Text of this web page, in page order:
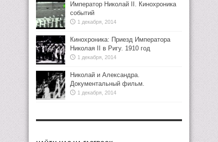
Император Николай II. Кинохроника
событий
1 декабря, 2014
Кинохроника: Приезд Императора
Николая II в Ригу. 1910 год
1 декабря, 2014
Николай и Александра.
Документальный фильм.
1 декабря, 2014